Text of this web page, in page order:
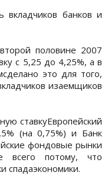
вкладчиков банков и
половине 2007
с 5,25 до 4,25%, а в
это для того,
изаемщиков
ставкуЕвропейский
(на 0,75%) и Банк
фондовые рынки
всего потому, что
спадаэкономики.